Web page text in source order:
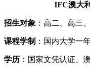
IFC澳大
招生对象 ：高二、高三
课程学制 ：国内大学一
学历 ：国家文凭认证、